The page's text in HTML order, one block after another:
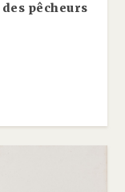
pêcheurs